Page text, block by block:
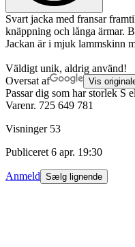
Svart jacka med fransar
knäppning och långa ärmar.
Jackan är i mjuk lammskinn
Väldigt unik, aldrig använd!
Passar dig som har storlek S
Oversat af Vis
Varenr. 725 649 781
Visninger 53
Publiceret 6 apr. 19:30
Anmeld Sælg lignende